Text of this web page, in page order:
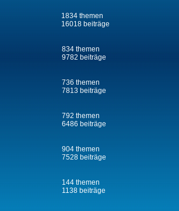
1834 themen
16018 beiträge
834 themen
9782 beiträge
736 themen
7813 beiträge
792 themen
6486 beiträge
904 themen
7528 beiträge
144 themen
1138 beiträge